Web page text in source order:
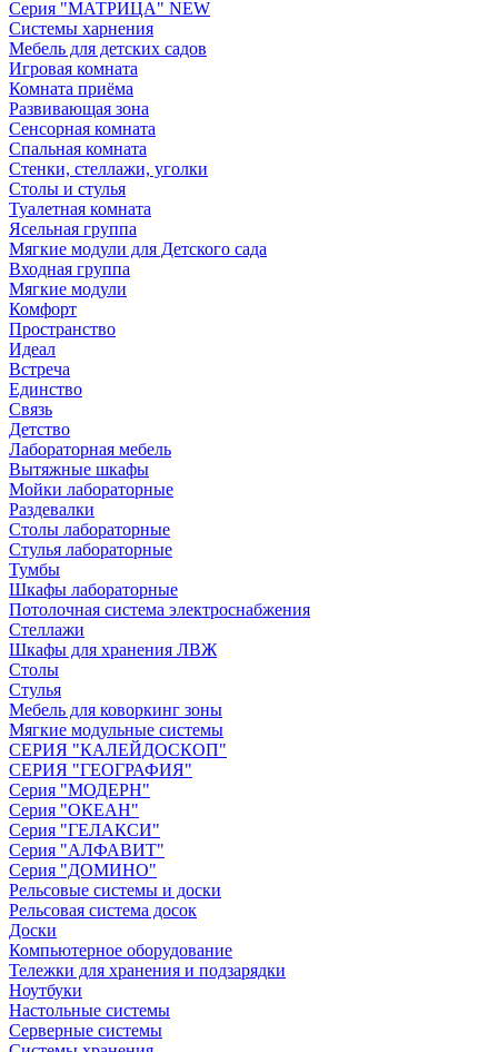
Серия "МАТРИЦА" NEW
Системы харнения
Мебель для детских садов
Игровая комната
Комната приёма
Развивающая зона
Сенсорная комната
Спальная комната
Стенки, стеллажи, уголки
Столы и стулья
Туалетная комната
Ясельная группа
Мягкие модули для Детского сада
Входная группа
Мягкие модули
Комфорт
Пространство
Идеал
Встреча
Единство
Связь
Детство
Лабораторная мебель
Вытяжные шкафы
Мойки лабораторные
Раздевалки
Столы лабораторные
Стулья лабораторные
Тумбы
Шкафы лабораторные
Потолочная система электроснабжения
Стеллажи
Шкафы для хранения ЛВЖ
Столы
Стулья
Мебель для коворкинг зоны
Мягкие модульные системы
СЕРИЯ "КАЛЕЙДОСКОП"
СЕРИЯ "ГЕОГРАФИЯ"
Серия "МОДЕРН"
Серия "ОКЕАН"
Серия "ГЕЛАКСИ"
Серия "АЛФАВИТ"
Серия "ДОМИНО"
Рельсовые системы и доски
Рельсовая система досок
Доски
Компьютерное оборудование
Тележки для хранения и подзарядки
Ноутбуки
Настольные системы
Серверные системы